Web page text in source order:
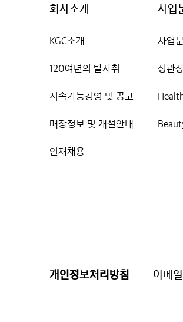
회사소개
KGC소개
120여년의 발자취
지속가능경영 및 공고
매장정보 및 개설안내
인재채용
사업
사업
정관
개인정보처리방침 이메